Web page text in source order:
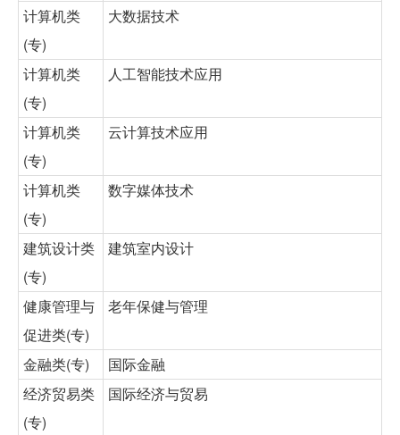
计算机类
(专)
大数据技术
计算机类
(专)
人工智能技术应用
计算机类
(专)
云计算技术应用
计算机类
(专)
数字媒体技术
建筑设计类
(专)
建筑室内设计
健康管理与
促进类(专)
老年保健与管理
金融类(专)
国际金融
经济贸易类
(专)
国际经济与贸易